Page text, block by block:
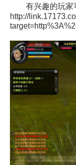
有兴趣的玩家可
http://